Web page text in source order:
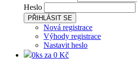
Heslo
PŘIHLÁSIT SE
Nová registrace
Výhody registrace
Nastavit heslo
0ks za 0 Kč